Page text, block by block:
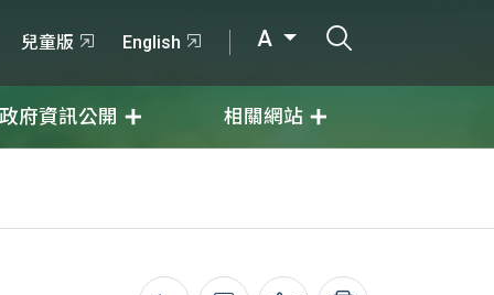
兒童版 English A
政府資訊公開 相關網站